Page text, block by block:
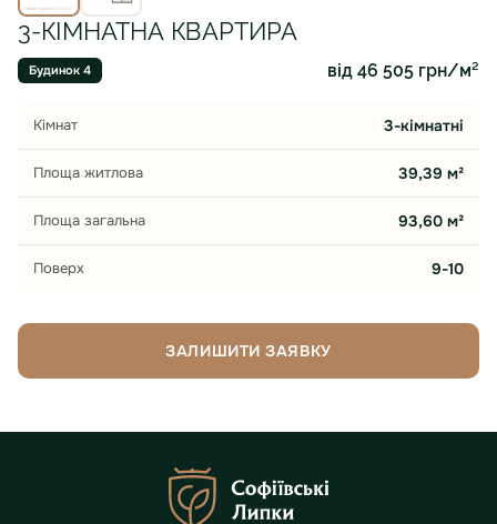
3-КІМНАТНА КВАРТИРА
Будинок 4 від 46 505 грн/м²
Кімнат 3-кімнатні
Площа житлова 39,39 м²
Площа загальна 93,60 м²
Поверх 9-10
ЗАЛИШИТИ ЗАЯВКУ